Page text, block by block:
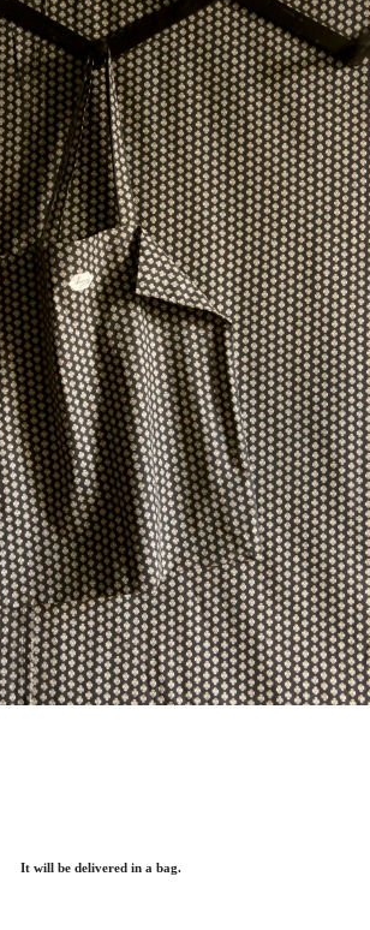
It will be delivered in a bag.